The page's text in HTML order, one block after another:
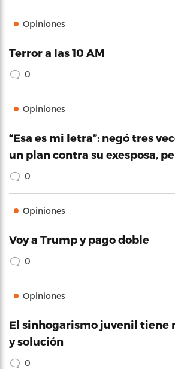
Opiniones
Terror a las 10 AM
0
Opiniones
“Esa es mi letra”: negó tres
un plan contra su exesposa,
0
Opiniones
Voy a Trump y pago doble
0
Opiniones
El sinhogarismo juvenil tiene
y solución
0